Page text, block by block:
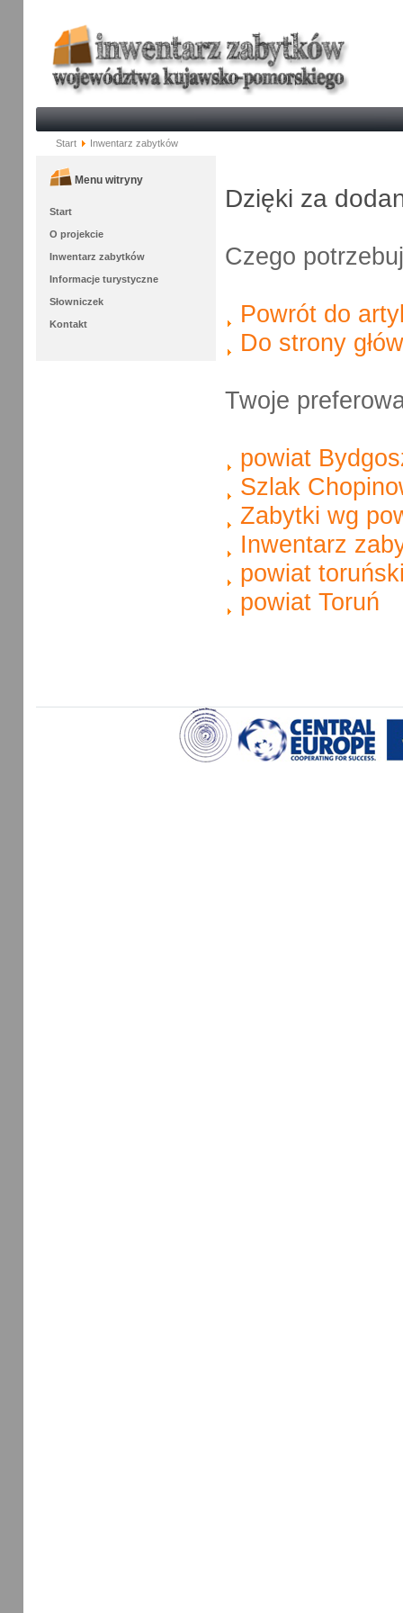
Start Inwentarz zabytków
Menu witryny
Start
O projekcie
Inwentarz zabytków
Informacje turystyczne
Słowniczek
Kontakt
Dzięki za
Czego
Powrót do
Do strony
Twoje
powiat
Szlak
Zabytki wg
Inwentarz
powiat
powiat Toruń